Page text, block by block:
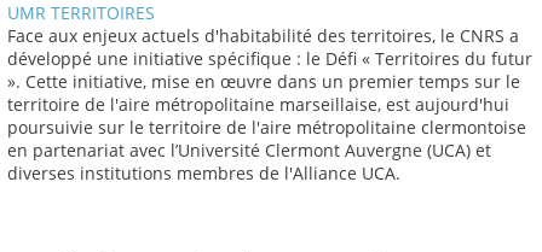
UMR TERRITOIRES
Face aux enjeux actuels d'habitabilité des territoires, le CNRS a
développé une initiative spécifique : le Défi « Territoires du futur
». Cette initiative, mise en œuvre dans un premier temps sur le
territoire de l'aire métropolitaine marseillaise, est aujourd'hui
poursuivie sur le territoire de l'aire métropolitaine clermontoise
en partenariat avec l’Université Clermont Auvergne (UCA) et
diverses institutions membres de l'Alliance UCA.